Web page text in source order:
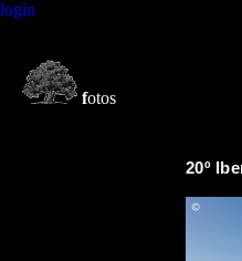
login
fotos
20º